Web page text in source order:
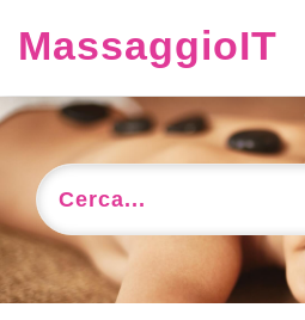
MassaggioIT
Cerca...